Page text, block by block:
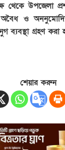
থেকে উপজেলা
অবৈধ ও
ব্যবস্থা গ্রহণ
শেয়ার করুন